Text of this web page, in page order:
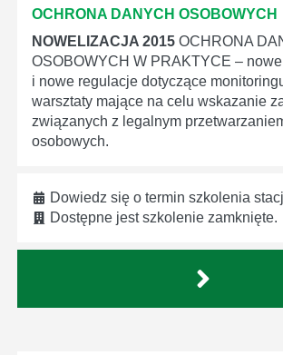
OCHRONA DANYCH OSOBOWYCH
NOWELIZACJA 2015 OCHRONA
OSOBOWYCH W PRAKTYCE –
i nowe regulacje dotyczące
warsztaty mające na celu wskazanie
związanych z legalnym
osobowych.
Dowiedz się o termin szkolenia
Dostępne jest szkolenie zamknięte.